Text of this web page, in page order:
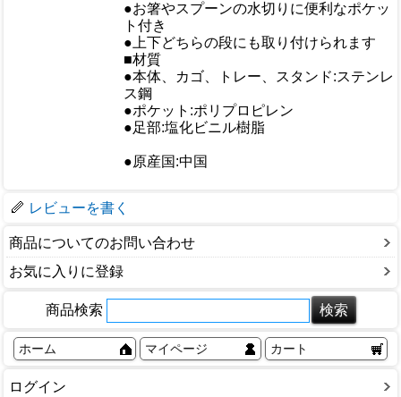
●お箸やスプーンの水切りに便利なポケッ
ト付き
●上下どちらの段にも取り付けられます
■材質
●本体、カゴ、トレー、スタンド:ステンレ
ス鋼
●ポケット:ポリプロピレン
●足部:塩化ビニル樹脂
●原産国:中国
レビューを書く
商品についてのお問い合わせ
お気に入りに登録
商品検索
ホーム マイページ カート
ログイン